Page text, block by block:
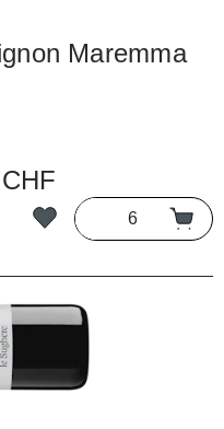
Maremma